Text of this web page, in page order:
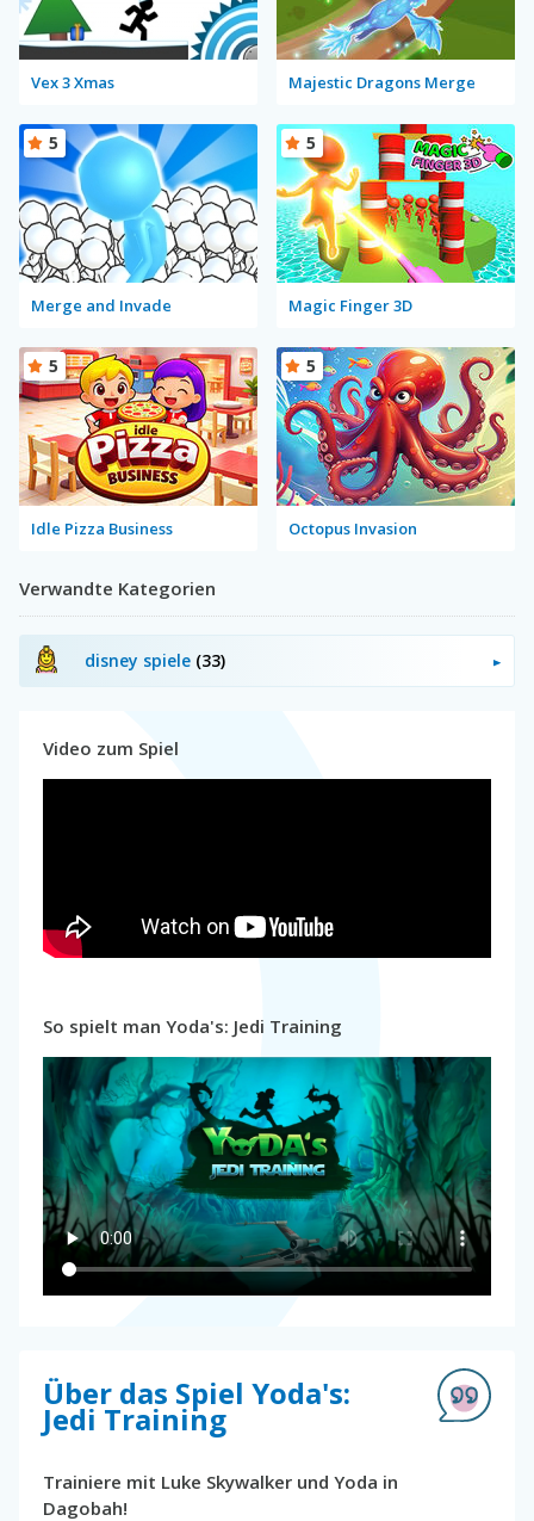
Vex 3 Xmas Majestic Dragons Merge
Merge and Invade
5
Magic Finger 3D
5
Idle Pizza Business
5
Octopus Invasion
5
Verwandte Kategorien
disney spiele (33)
Video zum Spiel
So spielt man Yoda's: Jedi Training
Über das Spiel Yoda's:
Jedi Training
Trainiere mit Luke Skywalker und Yoda in
Dagobah!